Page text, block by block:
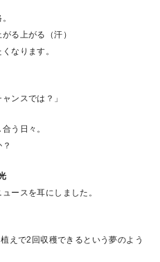
る上がる（汗）
なります。
ンスでは？」
う日々。
ースを耳にしました。
えで2回収穫できるという夢のよう